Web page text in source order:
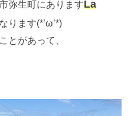
弥生町にありますLa
ります(*’ω’*)
とがあって、